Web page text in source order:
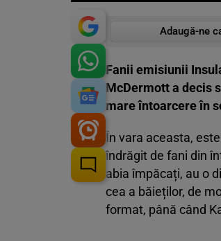
Adaugă-ne
Fanii emisiunii
McDermott a decis
mare întoarcere în
În vara aceasta,
îndrăgit de fani din
abia împăcați, au o
cea a băieților, de
format, până când